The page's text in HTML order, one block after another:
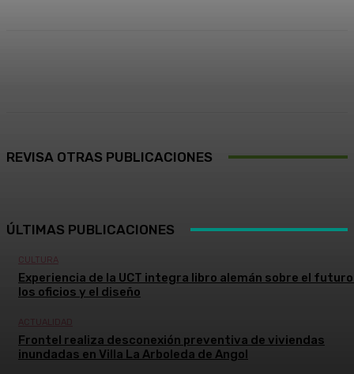
REVISA OTRAS PUBLICACIONES
ÚLTIMAS PUBLICACIONES
CULTURA
Experiencia de la UCT integra libro alemán sobre el
los oficios y el diseño
ACTUALIDAD
Frontel realiza desconexión preventiva de viviendas
inundadas en Villa La Arboleda de Angol